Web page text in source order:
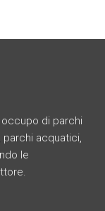
occupo di parchi
parchi acquatici,
le